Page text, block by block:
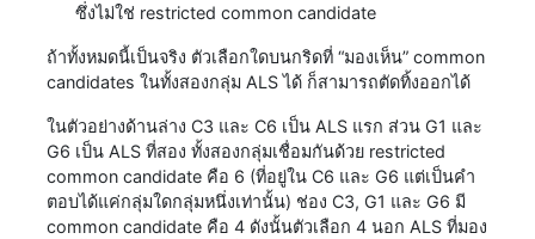
ซึ่งไม่ใช่ restricted common candidate
ถ้าทั้งหมดนี้เป็นจริง ตัวเลือกใดบนกริดที่ “มองเห็น” common
candidates ในทั้งสองกลุ่ม ALS ได้ ก็สามารถตัดทิ้งออกได้
ในตัวอย่างด้านล่าง C3 และ C6 เป็น ALS แรก ส่วน G1 และ
G6 เป็น ALS ที่สอง ทั้งสองกลุ่มเชื่อมกันด้วย restricted
common candidate คือ 6 (ที่อยู่ใน C6 และ G6 แต่เป็นคำ
ตอบได้แค่กลุ่มใดกลุ่มหนึ่งเท่านั้น) ช่อง C3, G1 และ G6 มี
common candidate คือ 4 ดังนั้นตัวเลือก 4 นอก ALS ที่มอง